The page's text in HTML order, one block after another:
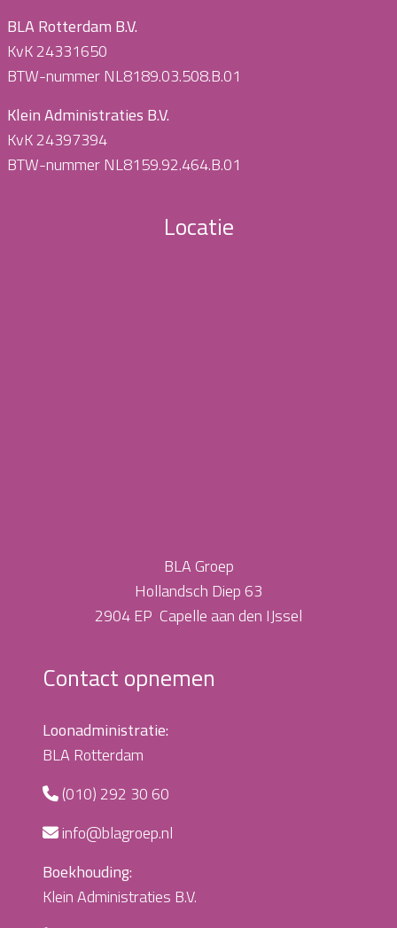
BLA Rotterdam B.V.
KvK 24331650
BTW-nummer NL8189.03.508.B.01
Klein Administraties B.V.
KvK 24397394
BTW-nummer NL8159.92.464.B.01
Locatie
BLA Groep
Hollandsch Diep 63
2904 EP Capelle aan den IJssel
Contact opnemen
Loonadministratie:
BLA Rotterdam
(010) 292 30 60
info@blagroep.nl
Boekhouding:
Klein Administraties B.V.